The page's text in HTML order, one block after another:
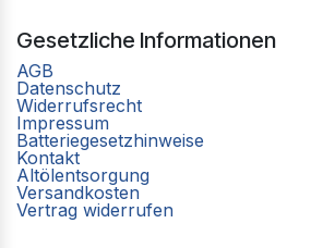
Gesetzliche Informationen
AGB
Datenschutz
Widerrufsrecht
Impressum
Batteriegesetzhinweise
Kontakt
Altölentsorgung
Versandkosten
Vertrag widerrufen